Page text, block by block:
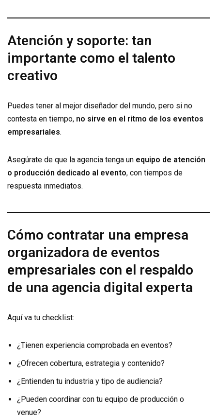
Atención y soporte: tan
importante como el talento
creativo
Puedes tener al mejor diseñador del mundo, pero si no
contesta en tiempo, no sirve en el ritmo de los eventos
empresariales.
Asegúrate de que la agencia tenga un equipo de atención
o producción dedicado al evento, con tiempos de
respuesta inmediatos.
Cómo contratar una empresa
organizadora de eventos
empresariales con el respaldo
de una agencia digital experta
Aquí va tu checklist:
¿Tienen experiencia comprobada en eventos?
¿Ofrecen cobertura, estrategia y contenido?
¿Entienden tu industria y tipo de audiencia?
¿Pueden coordinar con tu equipo de producción o
venue?